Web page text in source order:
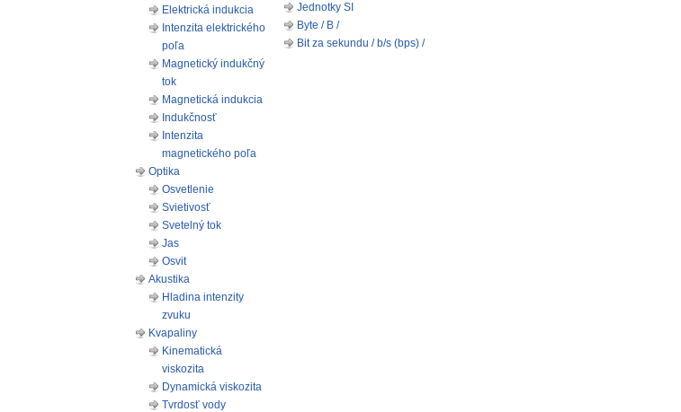
Elektrická indukcia
Intenzita elektrického
poľa
Magnetický indukčný
tok
Magnetická indukcia
Indukčnosť
Intenzita
magnetického poľa
Optika
Osvetlenie
Svietivosť
Svetelný tok
Jas
Osvit
Akustika
Hladina intenzity
zvuku
Kvapaliny
Kinematická
viskozita
Dynamická viskozita
Tvrdosť vody
Jednotky SI
Byte / B /
Bit za sekundu / b/s (bps) /